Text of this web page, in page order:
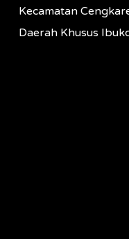
Kecamatan
Daerah Khusus